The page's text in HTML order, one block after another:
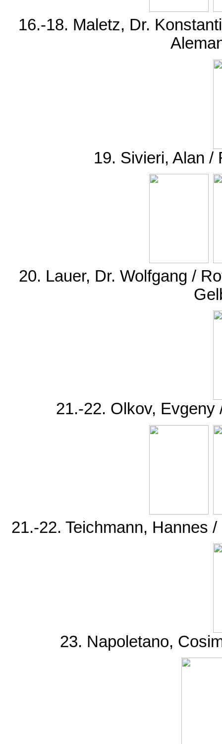
16.-18. Maletz, Dr.
19. Sivieri, Alan /
20. Lauer, Dr. Wolfgang /
21.-22. Olkov,
21.-22. Teichmann, Hannes
23. Napoletano,